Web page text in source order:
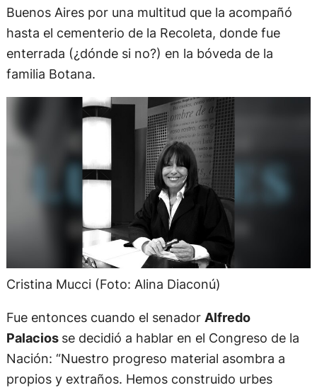
Buenos Aires por una multitud que la acompañó
hasta el cementerio de la Recoleta, donde fue
enterrada (¿dónde si no?) en la bóveda de la
familia Botana.
Cristina Mucci (Foto: Alina Diaconú)
Fue entonces cuando el senador Alfredo
Palacios se decidió a hablar en el Congreso de la
Nación: “Nuestro progreso material asombra a
propios y extraños. Hemos construido urbes